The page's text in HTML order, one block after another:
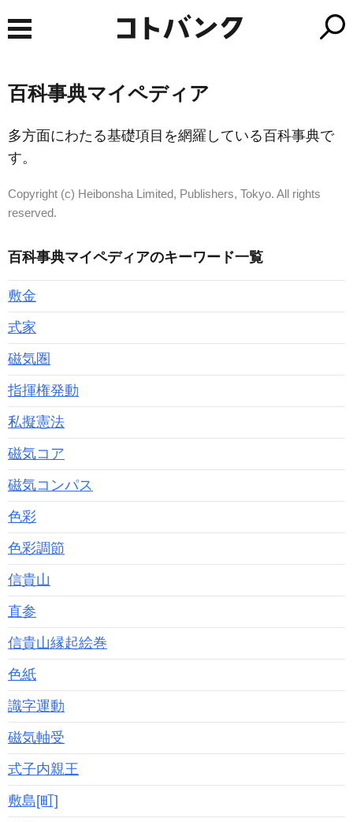
百科事典マイペディア
多方面にわたる基礎項目を網羅している百科事典で
す。
Copyright (c) Heibonsha Limited, Publishers, Tokyo. All rights
reserved.
百科事典マイペディアのキーワード一覧
敷金
式家
磁気圏
指揮権発動
私擬憲法
磁気コア
磁気コンパス
色彩
色彩調節
信貴山
直参
信貴山縁起絵巻
色紙
識字運動
磁気軸受
式子内親王
敷島[町]